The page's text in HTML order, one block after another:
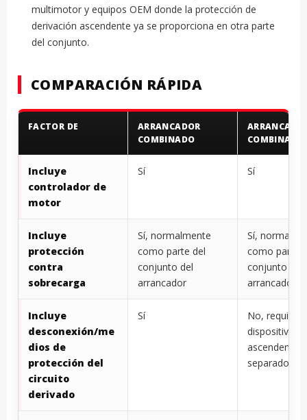
multimotor y equipos OEM donde la protección de
derivación ascendente ya se proporciona en otra parte
del conjunto.
COMPARACIÓN RÁPIDA
FACTOR DE
ARRANCADOR
COMBINADO
COMBINADO
Incluye
controlador de
motor
Sí Sí
Incluye
protección
contra
sobrecarga
Sí, normalmente
como parte del
conjunto del
arrancador
Sí,
como parte
conjunto del
arrancador
Incluye
desconexión/me
dios de
protección del
circuito
derivado
Sí
No, requiere
dispositivo
ascendente
separado